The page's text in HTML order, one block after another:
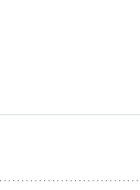
отчетность